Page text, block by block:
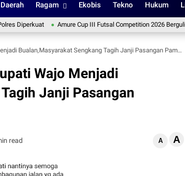
Daerah Ragam Ekobis Tekno Hukum
Amure Cup III Futsal Competition 2026 Bergulir,
Bualan,Masyarakat Sengkang Tagih Janji Pasangan Pammase.
Wajo Menjadi
Janji Pasangan
read A A